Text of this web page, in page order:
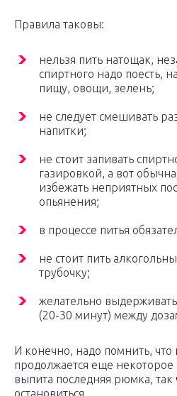
Правила таковы:
нельзя пить натощак,
спиртного надо поесть,
пищу, овощи, зелень;
не следует смешивать
напитки;
не стоит запивать
газировкой, а вот
избежать неприятных
опьянения;
в процессе питья
не стоит пить
трубочку;
желательно
(20-30 минут) между
И конечно, надо помнить, что
продолжается еще некоторое
выпита последняя рюмка, так
остановиться.